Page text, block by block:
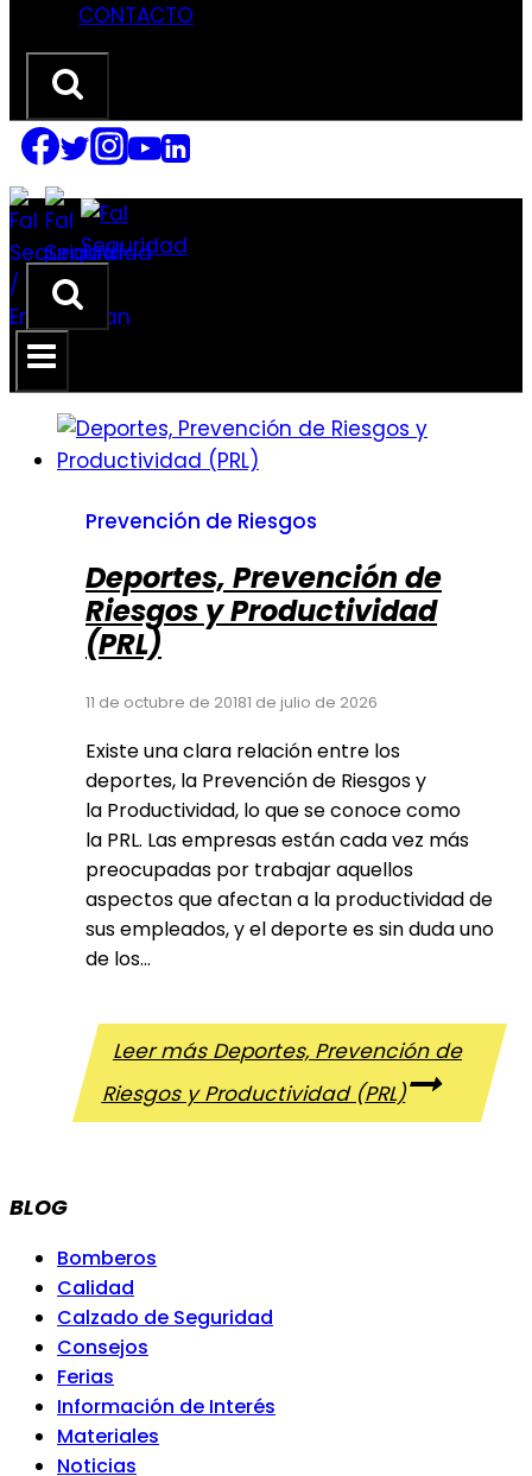
CONTACTO
Prevención de Riesgos
Deportes, Prevención de
Riesgos y Productividad
(PRL)
11 de octubre de 20181 de julio de 2026
Existe una clara relación entre los
deportes, la Prevención de Riesgos y
la Productividad, lo que se conoce como
la PRL. Las empresas están cada vez más
preocupadas por trabajar aquellos
aspectos que afectan a la productividad de
sus empleados, y el deporte es sin duda uno
de los…
Leer másDeportes, Prevención de
Riesgos y Productividad (PRL)
BLOG
Bomberos
Calidad
Calzado de Seguridad
Consejos
Ferias
Información de Interés
Materiales
Noticias